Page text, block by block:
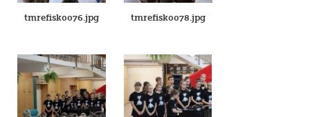
tmrefisk0076.jpg tmrefisk0078.jpg